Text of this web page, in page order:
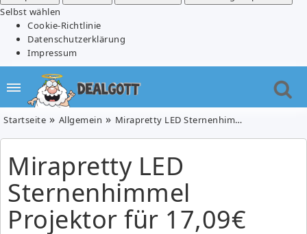
Selbst wählen
Cookie-Richtlinie
Datenschutzerklärung
Impressum
Startseite Allgemein Mirapretty LED Sternenhimmel Projektor für 17,09€
Mirapretty LED
Sternenhimmel
Projektor für 17,09€